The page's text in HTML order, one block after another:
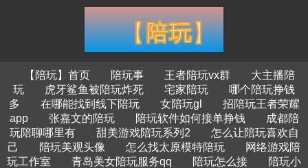
【陪玩】首页 陪玩事 王者陪玩vx群
大主播陪
玩
虎牙鲨鱼被陪玩炸死 宅家陪玩
哪个陪玩挣钱
多
在哪能找到线下陪玩 女陪玩gl
招陪玩王者荣耀
app
张嘉文的陪玩 陪玩软件如何接单挣钱
成都陪
玩陪聊哪里有
甜美游戏陪玩系列2
怎么让陪玩喜欢自
己
陪玩美观头像 怎么找太原模特陪玩
网络游戏陪
玩工作室
青岛美女陪玩服务qq 陪玩怎么接
陪玩小